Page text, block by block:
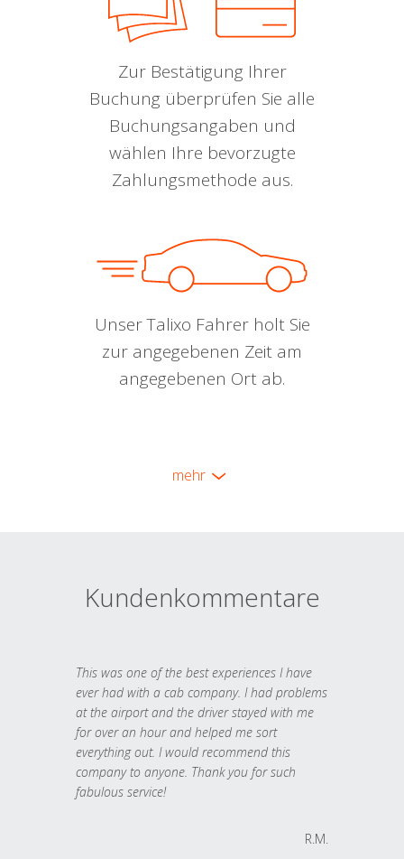
Zur Bestätigung Ihrer
Buchung überprüfen Sie alle
Buchungsangaben und
wählen Ihre bevorzugte
Zahlungsmethode aus.
Unser Talixo Fahrer holt Sie
zur angegebenen Zeit am
angegebenen Ort ab.
mehr
Kundenkommentare
This was one of the best experiences I have
ever had with a cab company. I had problems
at the airport and the driver stayed with me
for over an hour and helped me sort
everything out. I would recommend this
company to anyone. Thank you for such
fabulous service!
R.M.